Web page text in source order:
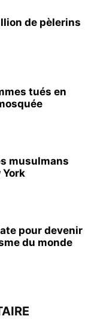
de pèlerins
tués en
musulmans
pour devenir
du monde